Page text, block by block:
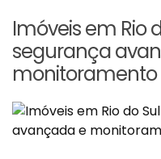
Imóveis em Rio
segurança
monitoramento